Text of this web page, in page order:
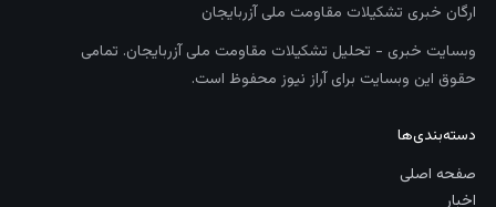
ارگان خبری تشکیلات مقاومت ملی آزربایجان
وبسایت خبری - تحلیل تشکیلات مقاومت ملی آزربایجان. تمامی
حقوق این وبسایت برای آراز نیوز محفوظ است.
دسته‌بندی‌ها
صفحه اصلی
اخبار